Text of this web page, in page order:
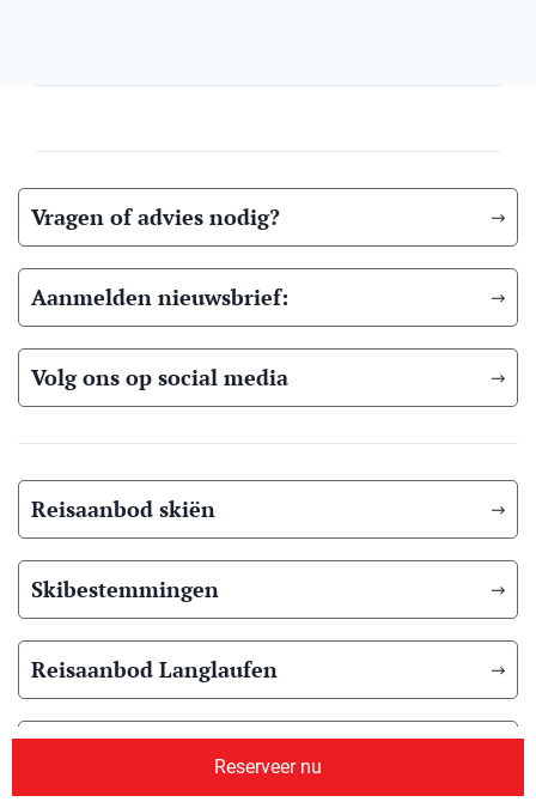
Reserveer nu
Vragen of advies nodig?
Aanmelden nieuwsbrief:
Volg ons op social media
Reisaanbod skiën
Skibestemmingen
Reisaanbod Langlaufen